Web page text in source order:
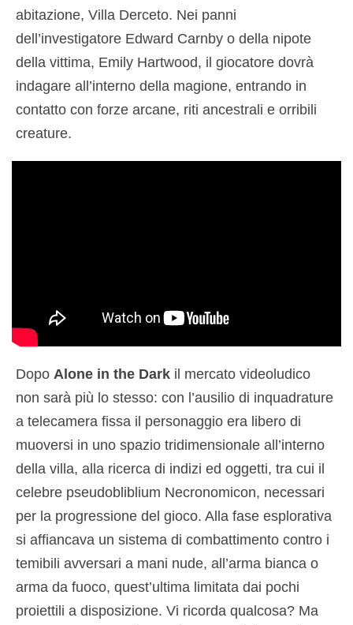
abitazione, Villa Derceto. Nei panni
dell’investigatore Edward Carnby o della nipote
della vittima, Emily Hartwood, il giocatore dovrà
indagare all’interno della magione, entrando in
contatto con forze arcane, riti ancestrali e orribili
creature.
Dopo Alone in the Dark il mercato videoludico
non sarà più lo stesso: con l’ausilio di inquadrature
a telecamera fissa il personaggio era libero di
muoversi in uno spazio tridimensionale all’interno
della villa, alla ricerca di indizi ed oggetti, tra cui il
celebre pseudobliblium Necronomicon, necessari
per la progressione del gioco. Alla fase esplorativa
si affiancava un sistema di combattimento contro i
temibili avversari a mani nude, all’arma bianca o
arma da fuoco, quest’ultima limitata dai pochi
proiettili a disposizione. Vi ricorda qualcosa? Ma